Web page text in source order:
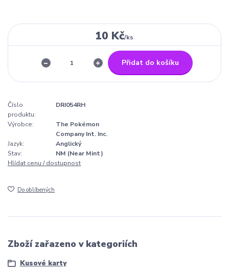
10 Kč/ks
Přidat do košíku
Číslo
produktu:
DRI054RH
Výrobce:
The Pokémon
Company Int. Inc.
Jazyk:
Anglický
Stav:
NM (Near Mint)
Hlídat cenu / dostupnost
Do oblíbených
Zboží zařazeno v kategoriích
Kusové karty